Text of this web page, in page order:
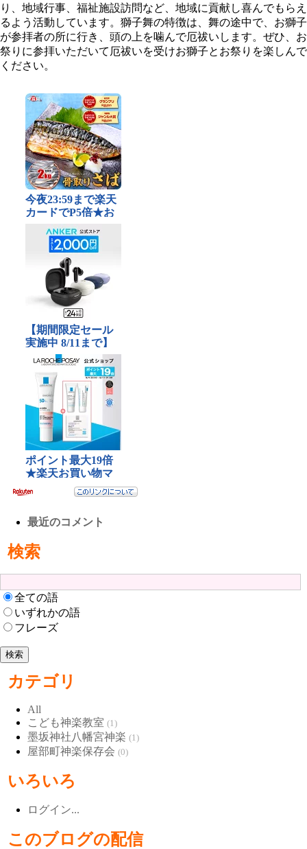
り、地域行事、福祉施設訪問など、地域に貢献し喜んでもらえ
るよう活動しています。獅子舞の特徴は、舞の途中で、お獅子
が参拝者の所に行き、頭の上を噛んで厄祓いします。ぜひ、お
祭りに参拝いただいて厄祓いを受けお獅子とお祭りを楽しんで
ください。
最近のコメント
検索
全ての語
いずれかの語
フレーズ
カテゴリ
All
こども神楽教室 (1)
墨坂神社八幡宮神楽 (1)
屋部町神楽保存会 (0)
いろいろ
ログイン...
このブログの配信